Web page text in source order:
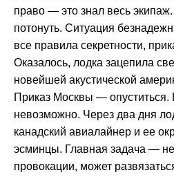
право — это знал весь
потонуть. Ситуация
все правила секретности,
Оказалось, лодка зацепила
новейшей акустической
Приказ Москвы — опуститься.
невозможно. Через два дня
канадский авиалайнер и ее
эсминцы. Главная задача —
провокации, может